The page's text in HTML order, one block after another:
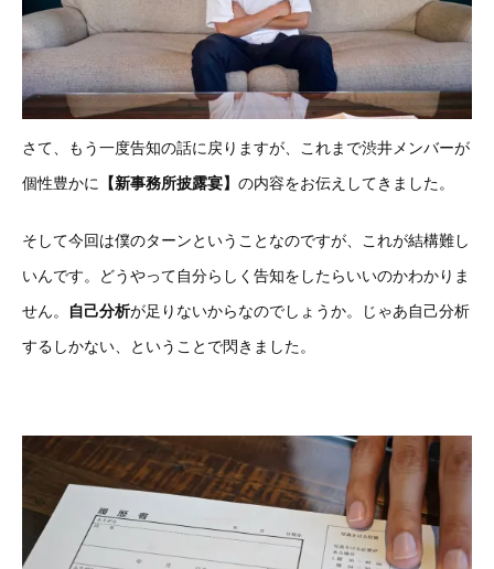
さて、もう一度告知の話に戻りますが、これまで渋井メンバーが
個性豊かに
【新事務所披露宴】 の内容をお伝えしてきました。
そして今回は僕のターンということなのですが、これが結構難し
いんです。どうやって自分らしく告知をしたらいいのかわかりま
せん。
自己分析が足りないからなのでしょうか。じゃあ自己分析
するしかない、ということで閃きました。